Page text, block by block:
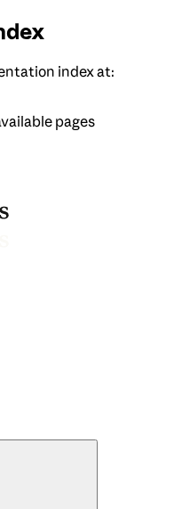
index at:
pages